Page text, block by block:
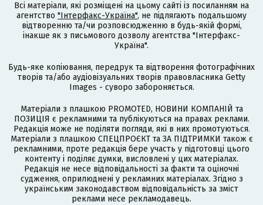
Всі матеріали, які розміщені на цьому сайті із посиланням на
агентство "Інтерфакс-Україна", не підлягають подальшому
відтворенню та/чи розповсюдженню в будь-якій формі,
інакше як з письмового дозволу агентства "Інтерфакс-
Україна".
Будь-яке копіювання, передрук та відтворення фотографічних
творів та/або аудіовізуальних творів правовласника Getty
Images - суворо забороняється.
Матеріали з плашкою PROMOTED, НОВИНИ КОМПАНІЙ та
ПОЗИЦІЯ є рекламними та публікуються на правах реклами.
Редакція може не поділяти погляди, які в них промотуються.
Матеріали з плашкою СПЕЦПРОЄКТ та ЗА ПІДТРИМКИ також є
рекламними, проте редакція бере участь у підготовці цього
контенту і поділяє думки, висловлені у цих матеріалах.
Редакція не несе відповідальності за факти та оціночні
судження, оприлюднені у рекламних матеріалах. Згідно з
українським законодавством відповідальність за зміст
реклами несе рекламодавець.